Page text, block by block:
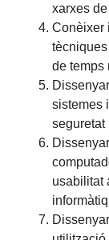
xarxes
Conèixer
de temps
sistemes
seguretat
usabilitat